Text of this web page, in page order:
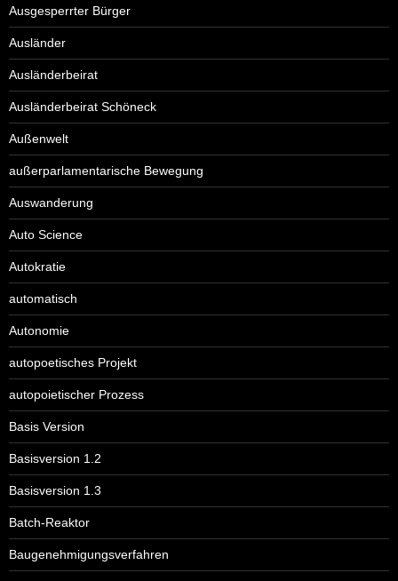
Ausgesperrter Bürger
Ausländer
Ausländerbeirat
Ausländerbeirat Schöneck
Außenwelt
außerparlamentarische Bewegung
Auswanderung
Auto Science
Autokratie
automatisch
Autonomie
autopoetisches Projekt
autopoietischer Prozess
Basis Version
Basisversion 1.2
Basisversion 1.3
Batch-Reaktor
Baugenehmigungsverfahren